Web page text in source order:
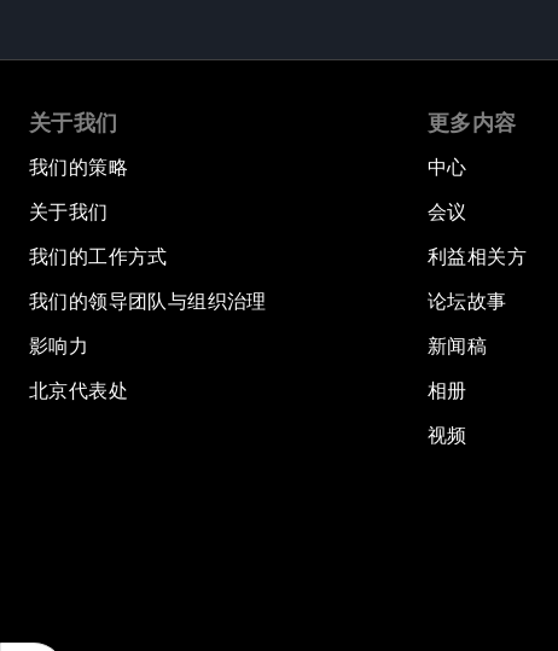
关于我们
我们的策略
关于我们
我们的工作方式
我们的领导团队与组织治理
影响力
北京代表处
更多内容
中心
会议
利益相关方
论坛故事
新闻稿
相册
视频